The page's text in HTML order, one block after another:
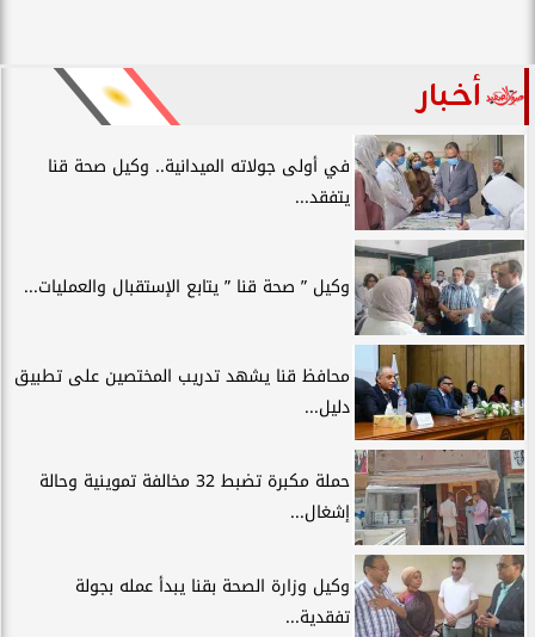
أخبار
في أولى جولاته الميدانية.. وكيل صحة قنا
يتفقد...
وكيل ” صحة قنا ” يتابع الإستقبال والعمليات...
محافظ قنا يشهد تدريب المختصين على تطبيق
دليل...
حملة مكبرة تضبط 32 مخالفة تموينية وحالة
إشغال...
وكيل وزارة الصحة بقنا يبدأ عمله بجولة
تفقدية...